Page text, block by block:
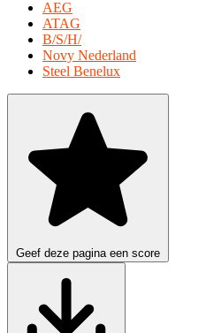
AEG
ATAG
B/S/H/
Novy Nederland
Steel Benelux
Geef deze pagina een score